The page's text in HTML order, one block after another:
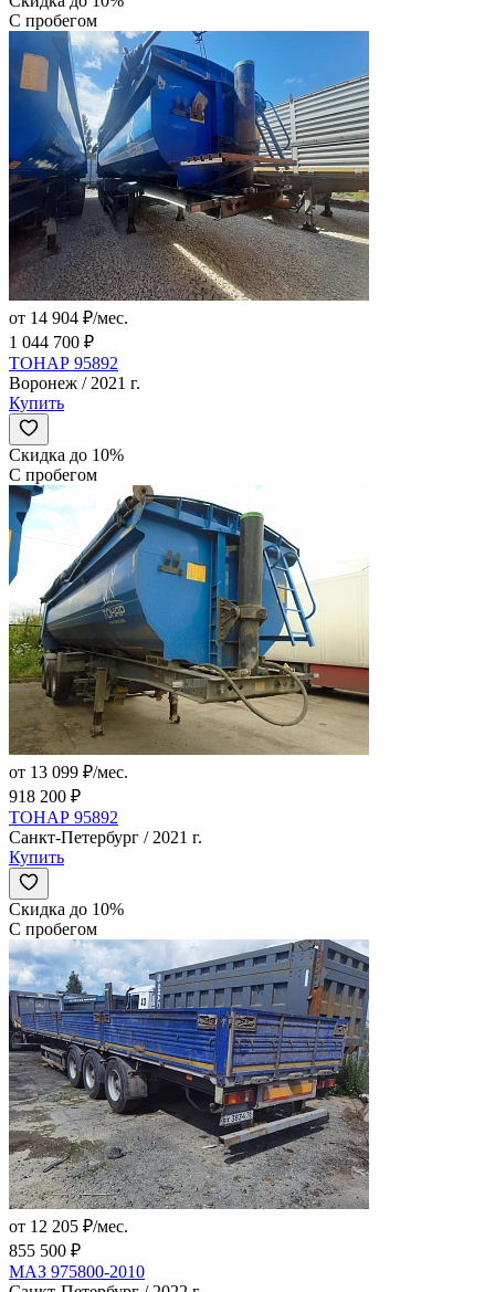
С пробегом
от 14 904 ₽/мес.
1 044 700 ₽
ТОНАР 95892
Воронеж / 2021 г.
Купить
Скидка до 10%
С пробегом
от 13 099 ₽/мес.
918 200 ₽
ТОНАР 95892
Санкт-Петербург / 2021 г.
Купить
Скидка до 10%
С пробегом
от 12 205 ₽/мес.
855 500 ₽
МАЗ 975800-2010